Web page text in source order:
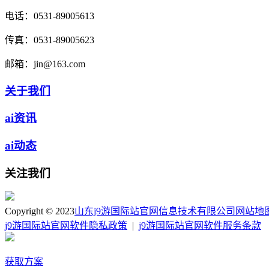
电话： 0531-89005613
传真： 0531-89005623
邮箱： jin@163.com
关于我们
ai资讯
ai动态
关注我们
Copyright © 2023山东j9游国际站官网信息技术有限公司 网站地
j9游国际站官网软件隐私政策
j9游国际站官网软件服务条款
获取方案